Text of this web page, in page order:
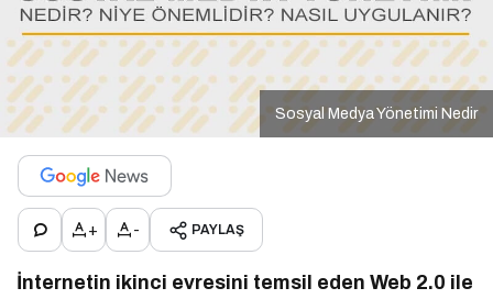
Sosyal Medya Yönetimi Nedir
+ - PAYLAŞ
İnternetin ikinci evresini temsil eden Web 2.0 ile